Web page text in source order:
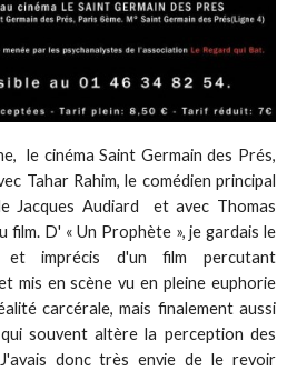
le cinéma Saint Germain des Prés,
Tahar Rahim, le comédien principal
Jacques Audiard et avec Thomas
film. D' « Un Prophète », je gardais le
imprécis d'un film percutant
mis en scène vu en pleine euphorie
carcérale, mais finalement aussi
souvent altère la perception des
donc très envie de le revoir